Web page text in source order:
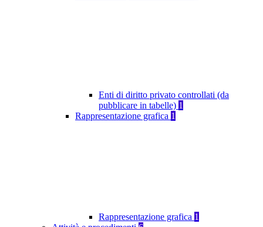
Enti di diritto privato controllati (da
pubblicare in tabelle) 1
Rappresentazione grafica 1
Rappresentazione grafica 1